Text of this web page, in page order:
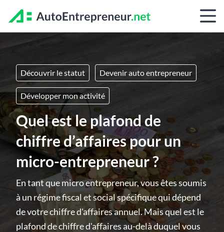
Découvrir le statut Devenir auto entrepreneur
Développer mon activité
Quel est le plafond de
chiffre d’affaires pour un
micro-entrepreneur ?
En tant que micro entrepreneur, vous êtes soumis
à un régime fiscal et social spécifique qui dépend
de votre chiffre d'affaires annuel. Mais quel est le
plafond de chiffre d'affaires au-delà duquel vous